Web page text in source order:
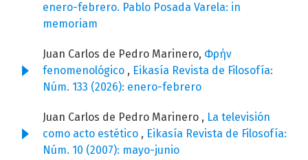
enero-febrero. Pablo Posada Varela: in
memoriam
Juan Carlos de Pedro Marinero, Φρήν
fenomenológico , Eikasía Revista de Filosofía:
Núm. 133 (2026): enero-febrero
Juan Carlos de Pedro Marinero , La televisión
como acto estético , Eikasía Revista de Filosofía:
Núm. 10 (2007): mayo-junio